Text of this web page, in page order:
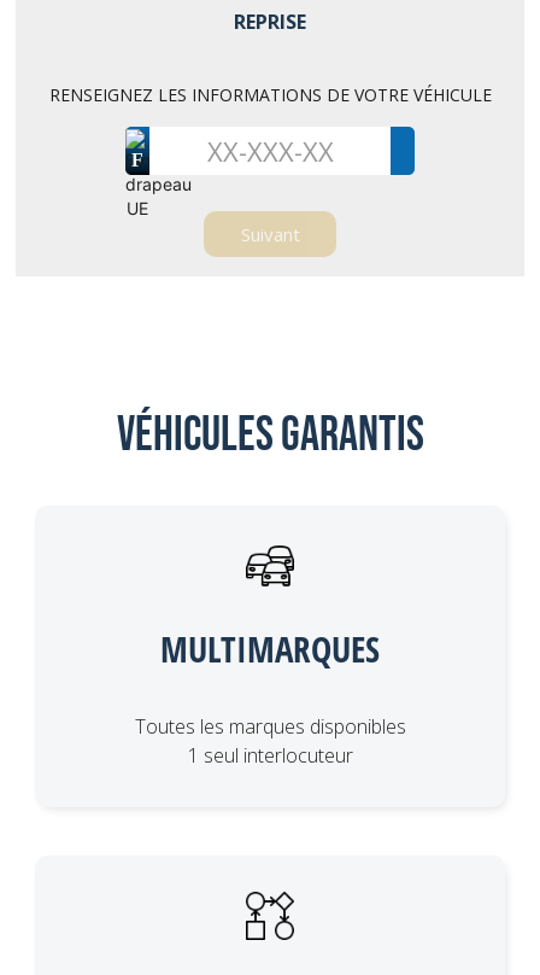
REPRISE
RENSEIGNEZ LES INFORMATIONS DE VOTRE VÉHICULE
F
Véhicules garantis
MULTIMARQUES
Toutes les marques disponibles
1 seul interlocuteur